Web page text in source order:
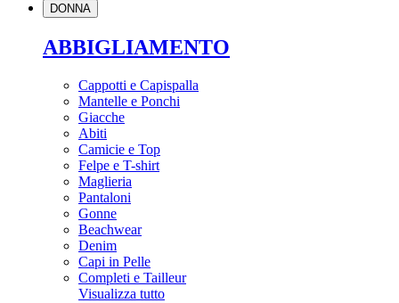
DONNA
ABBIGLIAMENTO
Cappotti e Capispalla
Mantelle e Ponchi
Giacche
Abiti
Camicie e Top
Felpe e T-shirt
Maglieria
Pantaloni
Gonne
Beachwear
Denim
Capi in Pelle
Completi e Tailleur
Visualizza tutto